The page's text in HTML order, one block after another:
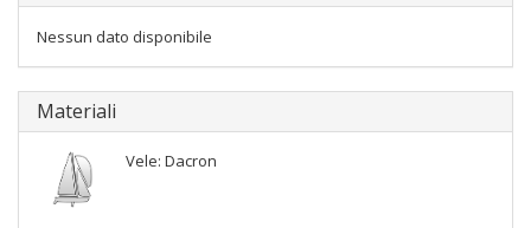
Nessun dato disponibile
Materiali
Vele: Dacron